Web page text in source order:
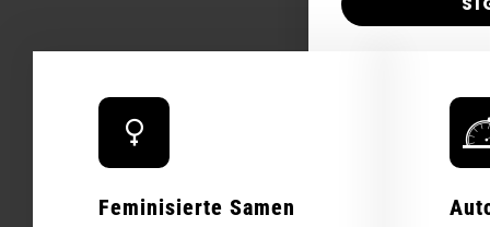
Feminisierte Samen